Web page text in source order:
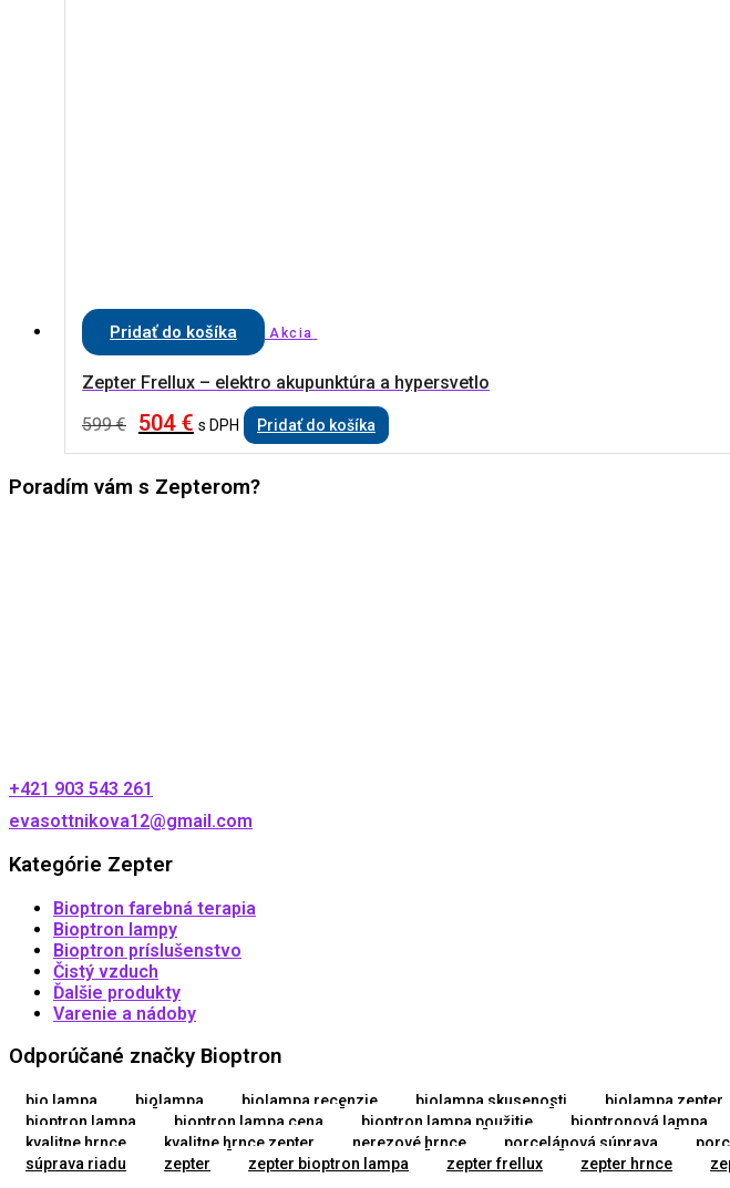
Pridať do košíka Akcia
Zepter Frellux – elektro akupunktúra a hypersvetlo
599€ 504 € s DPH Pridať do košíka
Poradím vám s Zepterom?
+421 903 543 261
evasottnikova12@gmail.com
Kategórie Zepter
Bioptron farebná terapia
Bioptron lampy
Bioptron príslušenstvo
Čistý vzduch
Ďalšie produkty
Varenie a nádoby
Odporúčané značky Bioptron
bio lampa biolampa biolampa recenzie biolampa skusenosti biolampa zepter
bioptron lampa
bioptron lampa cena bioptron lampa použitie bioptronová lampa
kvalitne hrnce
kvalitne hrnce zepter nerezové hrnce porcelánová súprava
súprava riadu
zepter zepter bioptron lampa zepter frellux zepter hrnce